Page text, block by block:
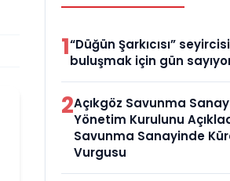
1“Düğün Şarkıcısı”
buluşmak için gün
2Açıkgöz Savunma
Yönetim Kurulunu
Savunma Sanayinde
Vurgusu